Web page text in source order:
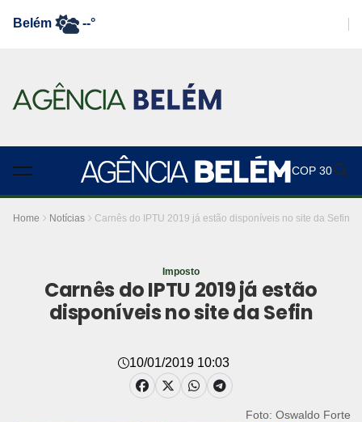
Belém --°
COP 30
Home Notícias Carnês do IPTU 2019 já estão disponíveis no site da Sefin
Imposto
Carnês do IPTU 2019 já estão
disponíveis no site da Sefin
10/01/2019 10:03
Foto: Oswaldo Forte